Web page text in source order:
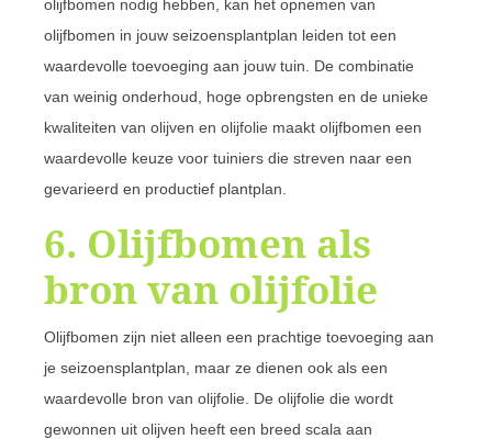
olijfbomen nodig hebben, kan het opnemen van
olijfbomen in jouw seizoensplantplan leiden tot een
waardevolle toevoeging aan jouw tuin. De combinatie
van weinig onderhoud, hoge opbrengsten en de unieke
kwaliteiten van olijven en olijfolie maakt olijfbomen een
waardevolle keuze voor tuiniers die streven naar een
gevarieerd en productief plantplan.
6. Olijfbomen als
bron van olijfolie
Olijfbomen zijn niet alleen een prachtige toevoeging aan
je seizoensplantplan, maar ze dienen ook als een
waardevolle bron van olijfolie. De olijfolie die wordt
gewonnen uit olijven heeft een breed scala aan